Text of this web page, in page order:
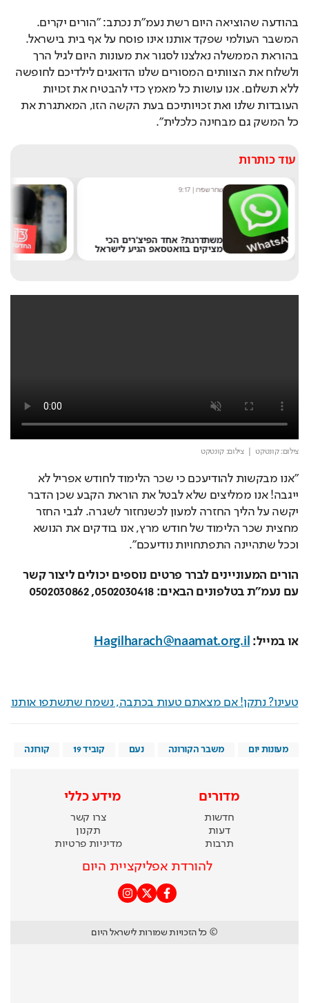
בהודעה שהוציאה היום רשת נעמ"ת נכתב: "הורים יקרים.
המשבר העולמי שפקד אותנו אינו פוסח על אף בית בישראל.
בהוראת הממשלה נאלצנו לסגור את מעונות היום לגיל הרך
ולשלוח את הצוותים המסורים שלנו הדואגים לילדיכם לחופשה
ללא תשלום. אנו עושות כל מאמץ כדי להבטיח את זכויות
העובדות שלנו ואת זכויותיכם בעת הקשה הזו, המאתגרת את
כל המשק גם מבחינה כלכלית".
עוד כותרות
שחר שפירו|
9:17
משתדרגת? אחד הפיצ'רים הכי
מציקים בוואטסאפ הגיע לישראל
צילום: קונטקט
  |  צילום: קונטקט
"אנו מבקשות להודיעכם כי שכר הלימוד לחודש אפריל לא
ייגבה! אנו ממליצים שלא לבטל את הוראת הקבע שכן הדבר
יקשה על הליך החזרה למעון לכשנחזור לשגרה. לגבי החזר
מחצית שכר הלימוד של חודש מרץ, אנו בודקים את הנושא
וככל שתהיינה התפתחויות נודיעכם".
הורים המעוניינים לברר פרטים נוספים יכולים ליצור קשר
עם נעמ"ת בטלפונים הבאים: 0502030418, 0502030862
או במייל: Hagilharach@naamat.org.il
טעינו? נתקן! אם מצאתם טעות בכתבה, נשמח שתשתפו אותנו
מעונות יום משבר הקורונה נעם קוביד 19 קורונה
מדורים
חדשות
דעות
תרבות
מידע כללי
צרו קשר
תקנון
מדיניות פרטיות
להורדת אפליקציית היום
© כל הזכויות שמורות לישראל היום